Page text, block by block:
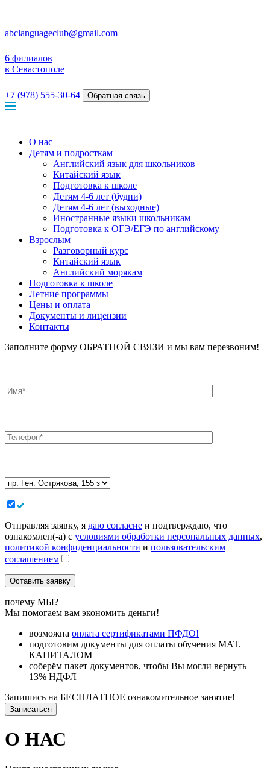
abclanguageclub@gmail.com
6 филиалов
в Севастополе
+7 (978) 555-30-64 Обратная связь
О нас
Детям и подросткам
Английский язык для школьников
Китайский язык
Подготовка к школе
Детям 4-6 лет (будни)
Детям 4-6 лет (выходные)
Иностранные языки школьникам
Подготовка к ОГЭ/ЕГЭ по английскому
Взрослым
Разговорный курс
Китайский язык
Английский морякам
Подготовка к школе
Летние программы
Цены и оплата
Документы и лицензии
Контакты
Заполните форму ОБРАТНОЙ СВЯЗИ и мы вам перезвоним!
Отправляя заявку, я даю согласие и подтверждаю, что
ознакомлен(-а) с условиями обработки персональных данных,
политикой конфиденциальности и пользовательским
соглашением
почему МЫ?
Мы помогаем вам экономить деньги!
возможна оплата сертификатами ПФДО!
подготовим документы для оплаты обучения МАТ.
КАПИТАЛОМ
соберём пакет документов, чтобы Вы могли вернуть
13% НДФЛ
Запишись на БЕСПЛАТНОЕ ознакомительное занятие!
Записаться
О НАС